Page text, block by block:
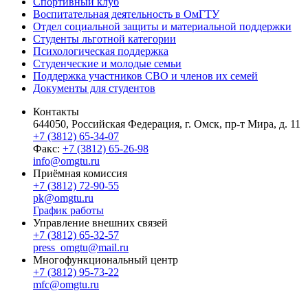
Воспитательная деятельность в ОмГТУ
Отдел социальной защиты и материальной поддержки
Студенты льготной категории
Психологическая поддержка
Студенческие и молодые семьи
Поддержка участников СВО и членов их семей
Документы для студентов
Контакты
644050, Российская Федерация, г. Омск, пр-т Мира, д. 11
+7 (3812) 65-34-07
Факс: +7 (3812) 65-26-98
info@omgtu.ru
Приёмная комиссия
+7 (3812) 72-90-55
pk@omgtu.ru
График работы
Управление внешних связей
+7 (3812) 65-32-57
press_omgtu@mail.ru
Многофункциональный центр
+7 (3812) 95-73-22
mfc@omgtu.ru